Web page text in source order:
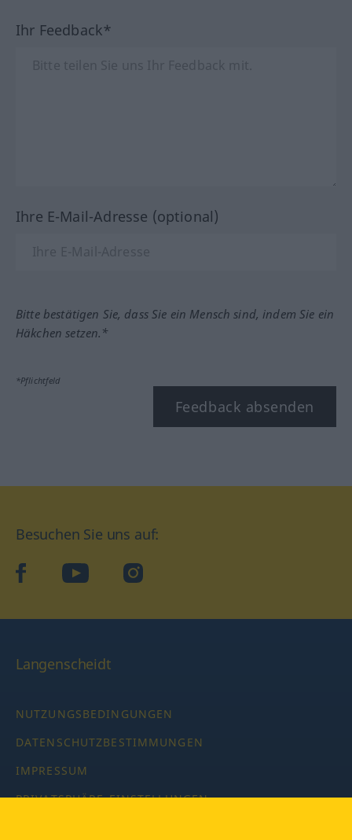
Ihr Feedback*
Ihre E-Mail-Adresse (optional)
Bitte bestätigen Sie, dass Sie ein Mensch sind, indem Sie ein
Häkchen setzen.*
*Pflichtfeld
Feedback absenden
Besuchen Sie uns auf:
facebookYouTube Instagram
Langenscheidt
NUTZUNGSBEDINGUNGEN
DATENSCHUTZBESTIMMUNGEN
IMPRESSUM
PRIVATSPHÄRE-EINSTELLUNGEN